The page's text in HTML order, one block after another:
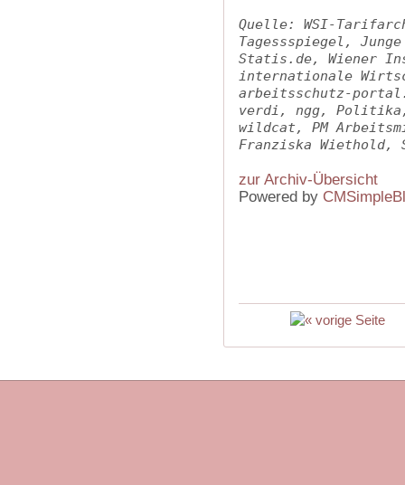
Quelle: WSI-
Tagessspiegel,
Statis.de, Wiener
internationale
arbeitsschutz-
verdi, ngg,
wildcat, PM
Franziska Wiethold,
zur Archiv-Übersicht
Powered by